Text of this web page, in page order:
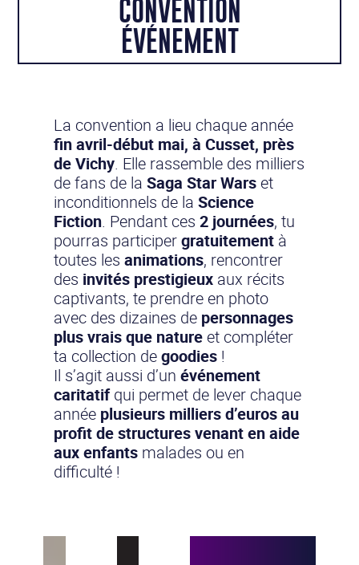
CONVENTION
ÉVÉNEMENT
La convention a lieu chaque année
fin avril-début mai, à Cusset, près
de Vichy. Elle rassemble des milliers
de fans de laSaga Star Warset
inconditionnels de laScience
Fiction. Pendant ces2 journées, tu
pourras participergratuitement à
toutes lesanimations, rencontrer
des invités prestigieux aux récits
captivants, te prendre en photo
avec des dizaines de personnages
plus vrais que natureet compléter
ta collection degoodies !
Il s’agit aussi d’unévénement
caritatifqui permet de lever chaque
année plusieurs milliers d’eurosau
profit de structures venant en aide
aux enfants malades ou en
difficulté !